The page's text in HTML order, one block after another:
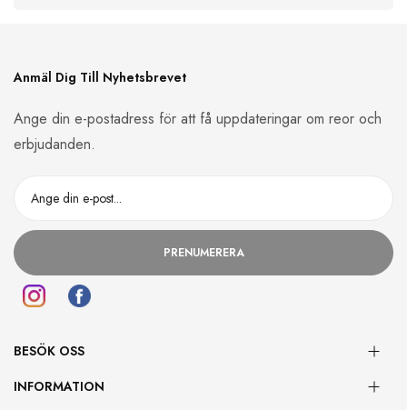
Anmäl Dig Till Nyhetsbrevet
Ange din e-postadress för att få uppdateringar om reor och
erbjudanden.
PRENUMERERA
BESÖK OSS
INFORMATION